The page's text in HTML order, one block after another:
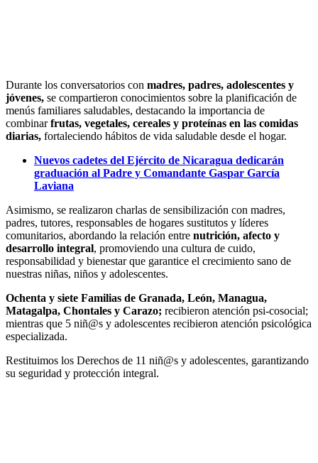
Durante los conversatorios con madres, padres, adolescentes y
jóvenes, se compartieron conocimientos sobre la planificación de
menús familiares saludables, destacando la importancia de
combinarfrutas, vegetales, cereales y proteínas en las comidas
diarias, fortaleciendo hábitos de vida saludable desde el hogar.
Nuevos cadetes del Ejército de Nicaragua dedicarán
graduación al Padre y Comandante Gaspar García
Laviana
Asimismo, se realizaron charlas de sensibilización con madres,
padres, tutores, responsables de hogares sustitutos y líderes
comunitarios, abordando la relación entre nutrición, afecto y
desarrollo integral, promoviendo una cultura de cuido,
responsabilidad y bienestar que garantice el crecimiento sano de
nuestras niñas, niños y adolescentes.
Ochenta y siete Familias de Granada, León, Managua,
Matagalpa, Chontales y Carazo; recibieron atención psi-cosocial;
mientras que 5 niñ@s y adolescentes recibieron atención psicológica
especializada.
Restituimos los Derechos de 11 niñ@s y adolescentes, garantizando
su seguridad y protección integral.